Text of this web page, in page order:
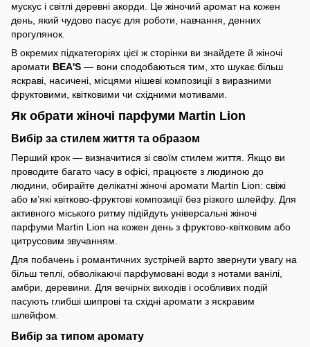
мускус і світлі деревні акорди. Це жіночий аромат на кожен
день, який чудово пасує для роботи, навчання, денних
прогулянок.
В окремих підкатегоріях цієї ж сторінки ви знайдете й жіночі
аромати BEA'S — вони сподобаються тим, хто шукає більш
яскраві, насичені, місцями нішеві композиції з виразними
фруктовими, квітковими чи східними мотивами.
Як обрати жіночі парфуми Martin Lion
Вибір за стилем життя та образом
Перший крок — визначитися зі своїм стилем життя. Якщо ви
проводите багато часу в офісі, працюєте з людиною до
людини, обирайте делікатні жіночі аромати Martin Lion: свіжі
або м’які квітково-фруктові композиції без різкого шлейфу. Для
активного міського ритму підійдуть універсальні жіночі
парфуми Martin Lion на кожен день з фруктово-квітковим або
цитрусовим звучанням.
Для побачень і романтичних зустрічей варто звернути увагу на
більш теплі, обволікаючі парфумовані води з нотами ванілі,
амбри, деревини. Для вечірніх виходів і особливих подій
пасують глибші шипрові та східні аромати з яскравим
шлейфом.
Вибір за типом аромату